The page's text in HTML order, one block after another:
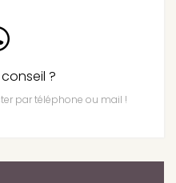
?
par téléphone ou mail !